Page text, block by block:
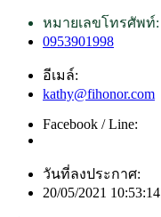
หมายเลขโทรศัพท์:
0953901998
อีเมล์:
kathy@fihonor.com
Facebook / Line:
วันที่ลงประกาศ:
20/05/2021 10:53:14